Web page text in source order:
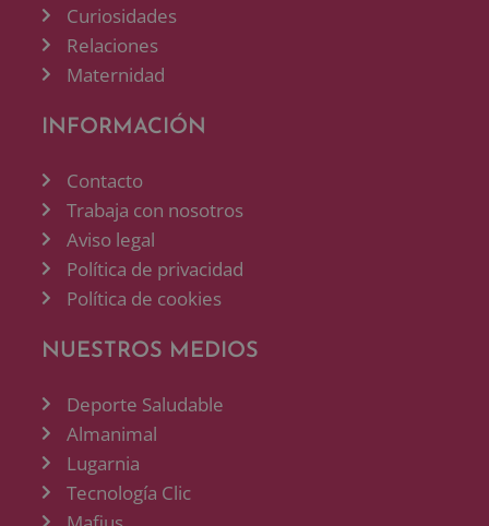
Curiosidades
Relaciones
Maternidad
INFORMACIÓN
Contacto
Trabaja con nosotros
Aviso legal
Política de privacidad
Política de cookies
NUESTROS MEDIOS
Deporte Saludable
Almanimal
Lugarnia
Tecnología Clic